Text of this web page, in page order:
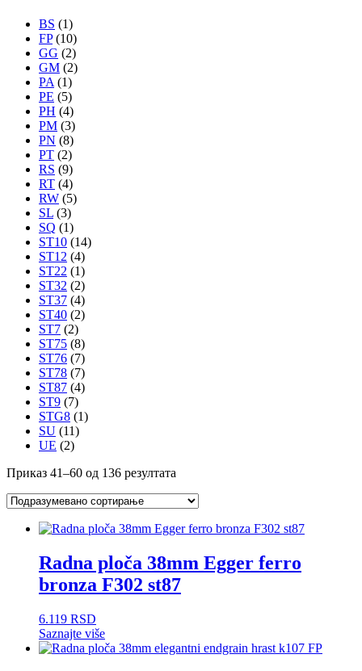
BS (1)
FP (10)
GG (2)
GM (2)
PA (1)
PE (5)
PH (4)
PM (3)
PN (8)
PT (2)
RS (9)
RT (4)
RW (5)
SL (3)
SQ (1)
ST10 (14)
ST12 (4)
ST22 (1)
ST32 (2)
ST37 (4)
ST40 (2)
ST7 (2)
ST75 (8)
ST76 (7)
ST78 (7)
ST87 (4)
ST9 (7)
STG8 (1)
SU (11)
UE (2)
Приказ 41–60 од 136 резултата
Radna ploča 38mm Egger ferro
bronza F302 st87
6.119 RSD
Saznajte više